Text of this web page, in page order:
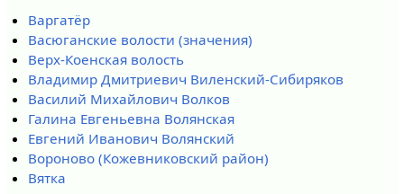
Варгатёр
Васюганские волости (значения)
Верх-Коенская волость
Владимир Дмитриевич Виленский-Сибиряков
Василий Михайлович Волков
Галина Евгеньевна Волянская
Евгений Иванович Волянский
Вороново (Кожевниковский район)
Вятка